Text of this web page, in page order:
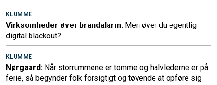
KLUMME
Virksomheder øver brandalarm: Men øver du egentlig
digital blackout?
KLUMME
Nørgaard: Når storrummene er tomme og halvlederne er på
ferie, så begynder folk forsigtigt og tøvende at opføre sig